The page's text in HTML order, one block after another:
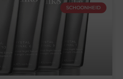
SCHOONHEID